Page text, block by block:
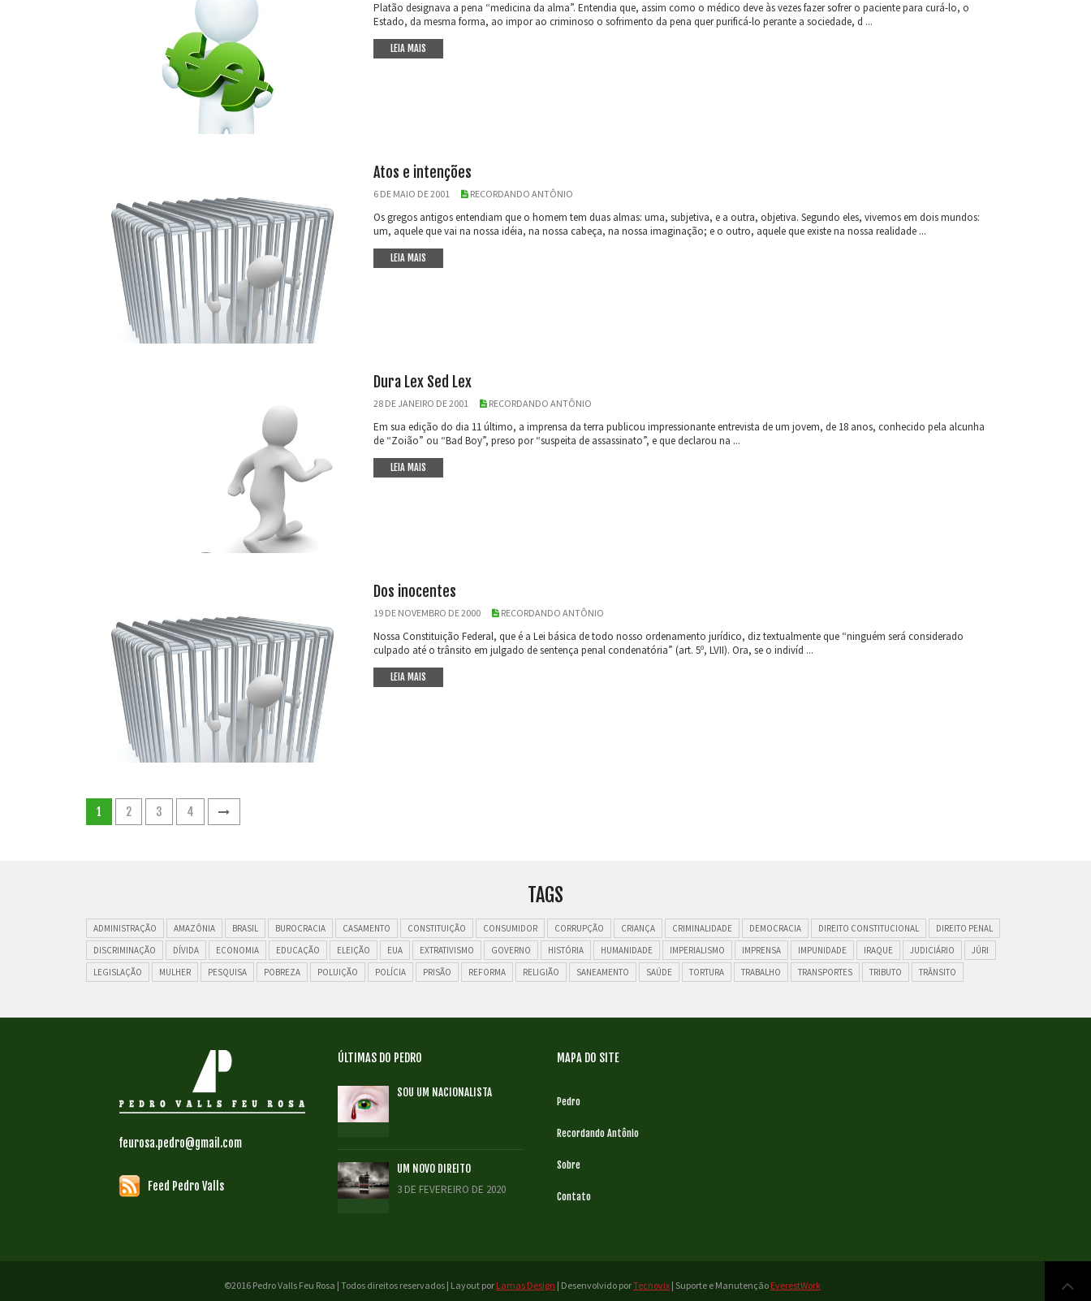
Platão designava a pena “medicina da alma”. Entendia que, assim como o médico deve às vezes fazer sofrer o paciente para curá-lo, o
Estado, da mesma forma, ao impor ao criminoso o sofrimento da pena quer purificá-lo perante a sociedade, d ...
LEIA MAIS
Atos e intenções
6 DE MAIO DE 2001 RECORDANDO ANTÔNIO
Os gregos antigos entendiam que o homem tem duas almas: uma, subjetiva, e a outra, objetiva. Segundo eles, vivemos em dois mundos:
um, aquele que vai na nossa idéia, na nossa cabeça, na nossa imaginação; e o outro, aquele que existe na nossa realidade ...
LEIA MAIS
Dura Lex Sed Lex
28 DE JANEIRO DE 2001 RECORDANDO ANTÔNIO
Em sua edição do dia 11 último, a imprensa da terra publicou impressionante entrevista de um jovem, de 18 anos, conhecido pela alcunha
de “Zoião” ou “Bad Boy”, preso por “suspeita de assassinato”, e que declarou na ...
LEIA MAIS
Dos inocentes
19 DE NOVEMBRO DE 2000 RECORDANDO ANTÔNIO
Nossa Constituição Federal, que é a Lei básica de todo nosso ordenamento jurídico, diz textualmente que “ninguém será considerado
culpado até o trânsito em julgado de sentença penal condenatória” (art. 5º, LVII). Ora, se o indivíd ...
LEIA MAIS
1 2 3 4
TAGS
ADMINISTRAÇÃO AMAZÔNIA BRASIL BUROCRACIA CASAMENTO CONSTITUIÇÃO CONSUMIDOR CORRUPÇÃO CRIANÇA CRIMINALIDADE DEMOCRACIA DIREITO CONSTITUCIONAL
DIREITO PENAL
DISCRIMINAÇÃO
DÍVIDA ECONOMIA EDUCAÇÃO ELEIÇÃO EUA EXTRATIVISMO GOVERNO HISTÓRIA HUMANIDADE IMPERIALISMO IMPRENSA IMPUNIDADE IRAQUE JUDICIÁRIO
JÚRI
LEGISLAÇÃO
MULHER PESQUISA POBREZA POLUIÇÃO POLÍCIA PRISÃO REFORMA RELIGIÃO SANEAMENTO SAÚDE TORTURA TRABALHO TRANSPORTES TRIBUTO TRÂNSITO
feurosa.pedro@gmail.com
Feed Pedro Valls
ÚLTIMAS DO PEDRO
SOU UM NACIONALISTA
UM NOVO DIREITO
3 DE FEVEREIRO DE 2020
MAPA DO SITE
Pedro
Recordando Antônio
Sobre
Contato
©2016 Pedro Valls Feu Rosa | Todos direitos reservados | Layout por Lamas Design | Desenvolvido porTecnovix | Suporte e Manutenção EverestWork